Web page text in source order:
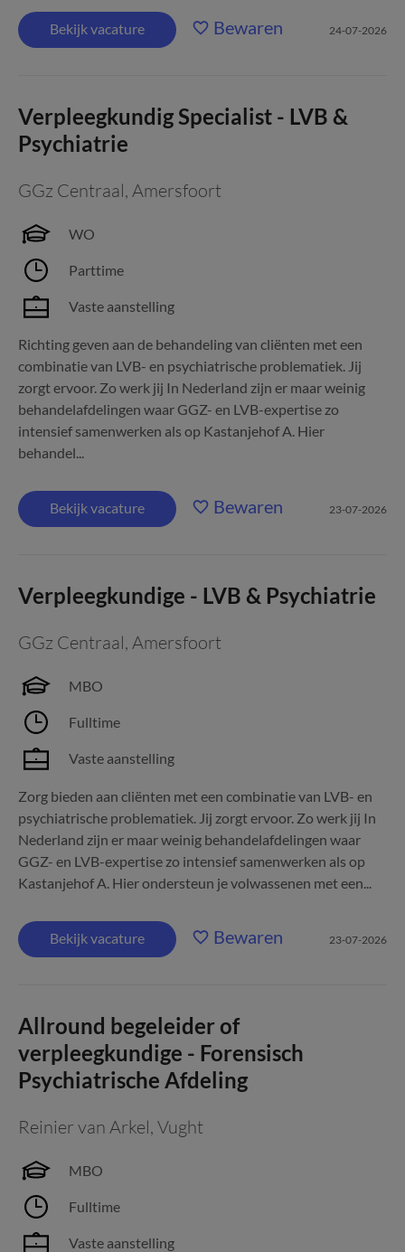
Bekijk vacature Bewaren 24-07-2026
Verpleegkundig Specialist - LVB &
Psychiatrie
GGz Centraal, Amersfoort
WO
Parttime
Vaste aanstelling
Richting geven aan de behandeling van cliënten met een
combinatie van LVB- en psychiatrische problematiek. Jij
zorgt ervoor. Zo werk jij In Nederland zijn er maar weinig
behandelafdelingen waar GGZ- en LVB-expertise zo
intensief samenwerken als op Kastanjehof A. Hier
behandel...
Bekijk vacature Bewaren 23-07-2026
Verpleegkundige - LVB & Psychiatrie
GGz Centraal, Amersfoort
MBO
Fulltime
Vaste aanstelling
Zorg bieden aan cliënten met een combinatie van LVB- en
psychiatrische problematiek. Jij zorgt ervoor. Zo werk jij In
Nederland zijn er maar weinig behandelafdelingen waar
GGZ- en LVB-expertise zo intensief samenwerken als op
Kastanjehof A. Hier ondersteun je volwassenen met een...
Bekijk vacature Bewaren 23-07-2026
Allround begeleider of
verpleegkundige - Forensisch
Psychiatrische Afdeling
Reinier van Arkel, Vught
MBO
Fulltime
Vaste aanstelling